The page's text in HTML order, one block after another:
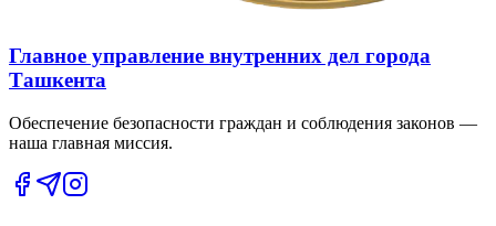
Главное управление внутренних дел города
Ташкента
Обеспечение безопасности граждан и соблюдения законов —
наша главная миссия.